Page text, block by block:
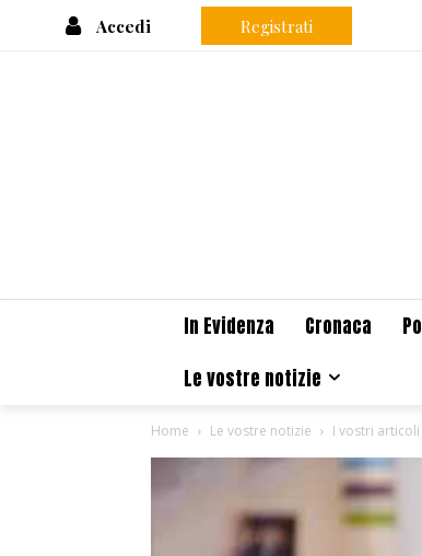
Accedi Registrati
In Evidenza Cronaca
Le vostre notizie
Home Le vostre notizie I vostri articoli